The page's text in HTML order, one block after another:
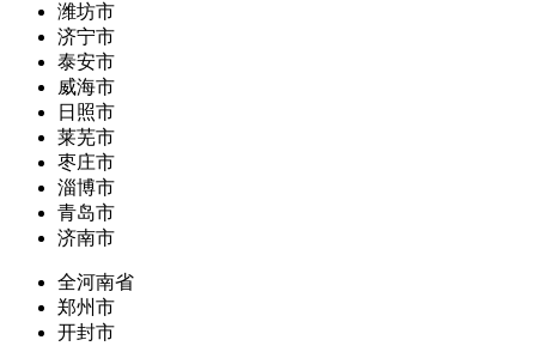
潍坊市
济宁市
泰安市
威海市
日照市
莱芜市
枣庄市
淄博市
青岛市
济南市
全河南省
郑州市
开封市